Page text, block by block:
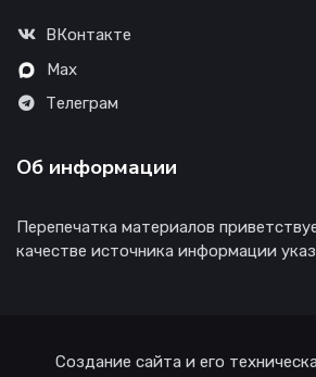
ВКонтакте
Max
Телеграм
Об информации
Перепечатка материалов
качестве источника информации
Создание сайта и его